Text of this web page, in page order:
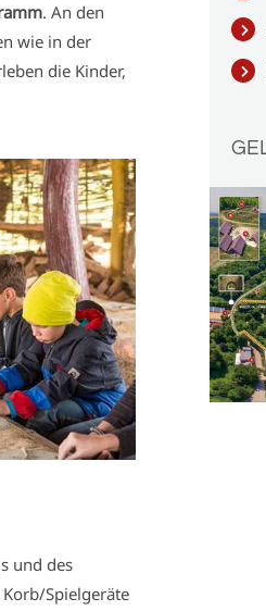
. An den
wie in der
die Kinder,
und des
Spielgeräte